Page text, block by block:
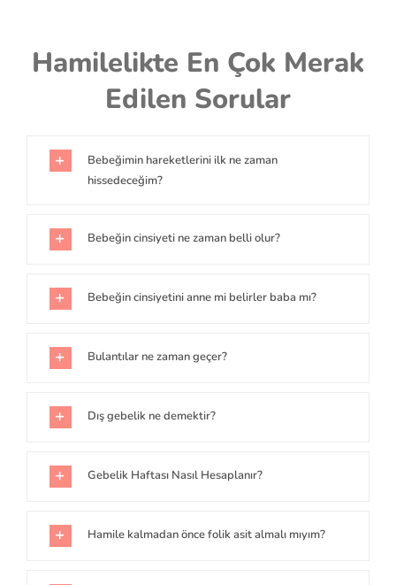
contentHamilelikte En Çok Merak
Edilen Sorular
Bebeğimin hareketlerini ilk ne zaman
hissedeceğim?
Bebeğin cinsiyeti ne zaman belli olur?
Bebeğin cinsiyetini anne mi belirler baba mı?
Bulantılar ne zaman geçer?
Dış gebelik ne demektir?
Gebelik Haftası Nasıl Hesaplanır?
Hamile kalmadan önce folik asit almalı mıyım?